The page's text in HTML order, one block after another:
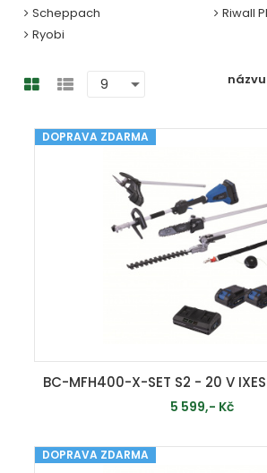
Scheppach
Ryobi
Riwall
názvu
DOPRAVA ZDARMA
5 599,- Kč
MOMENTÁLNĚ
DOPRAVA ZDARMA